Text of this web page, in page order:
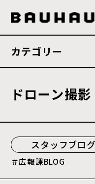
スタッフブログ
広報課BLOG
ドローン撮影
カテゴリー